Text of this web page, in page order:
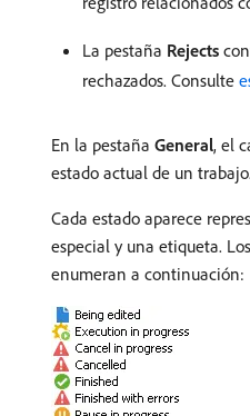
La pestaña Rejects
rechazados. Consulte
En la pestaña General, el
estado actual de un trabajo.
Cada estado aparece
especial y una etiqueta.
enumeran a continuación: